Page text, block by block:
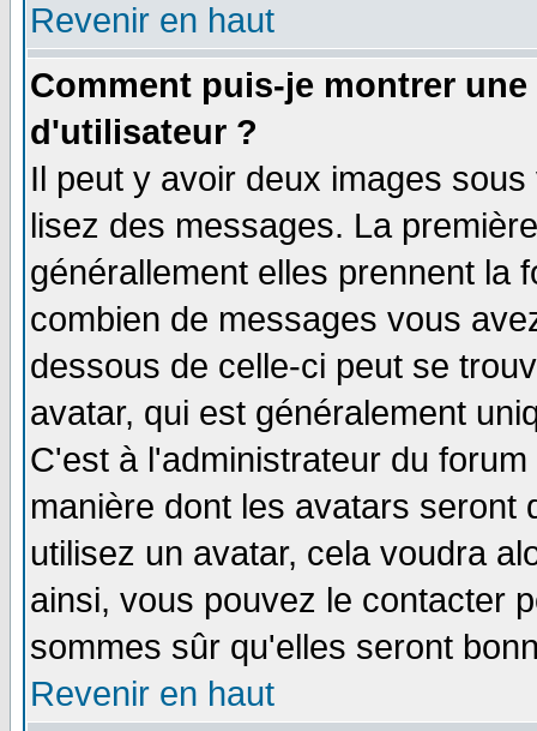
Revenir en haut
Comment puis-je montrer
d'utilisateur ?
Il peut y avoir deux images
lisez des messages. La
générallement elles prennent la
combien de messages vous
dessous de celle-ci peut se
avatar, qui est généralement
C'est à l'administrateur du
manière dont les avatars seront
utilisez un avatar, cela voudra
ainsi, vous pouvez le contacter
sommes sûr qu'elles seront
Revenir en haut